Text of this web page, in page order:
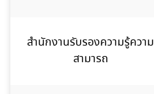
สำนักงานรับรองความรู้ความ
สามารถ